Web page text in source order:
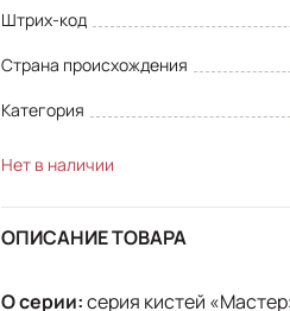
Штрих-код
Страна происхождения
Категория
Нет в наличии
ОПИСАНИЕ ТОВАРА
О серии:серия кистей